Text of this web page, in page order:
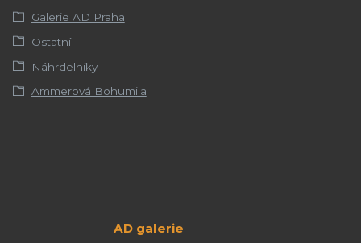
Galerie AD Praha
Ostatní
Náhrdelníky
Ammerová Bohumila
AD galerie